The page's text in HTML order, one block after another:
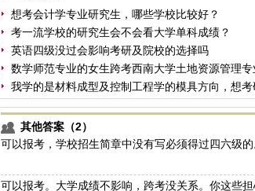
想考会计学专业研究生，哪些学校比较好？
考一流学校的研究生会不会看大学单科成绩？
英语四级没过会影响考研及院校的选择吗
数学师范专业的女生跨考西南大学土地资源管理专
我学的是材料成型及控制工程学的模具方向，想
其他答案（2）
可以报考，学校招生简章中没有写必须得过四六级
可以报考。大学成绩不影响，跨考没关系。你这些担